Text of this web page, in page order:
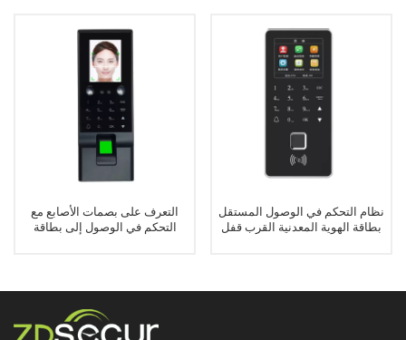
التعرف على بصمات الأصابع مع
التحكم في الوصول إلى بطاقة
نظام التحكم في الوصول المستقل
بطاقة الهوية المعدنية القرب قفل